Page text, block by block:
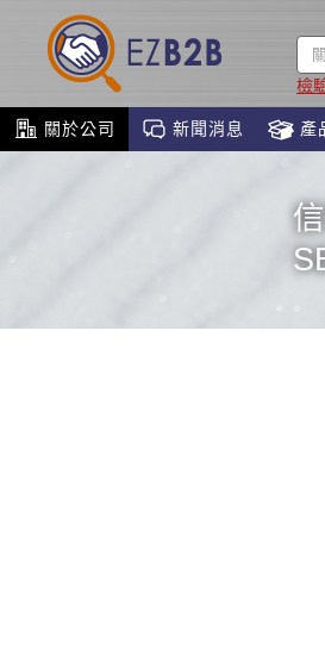
檢
關於公司 新聞消息 產